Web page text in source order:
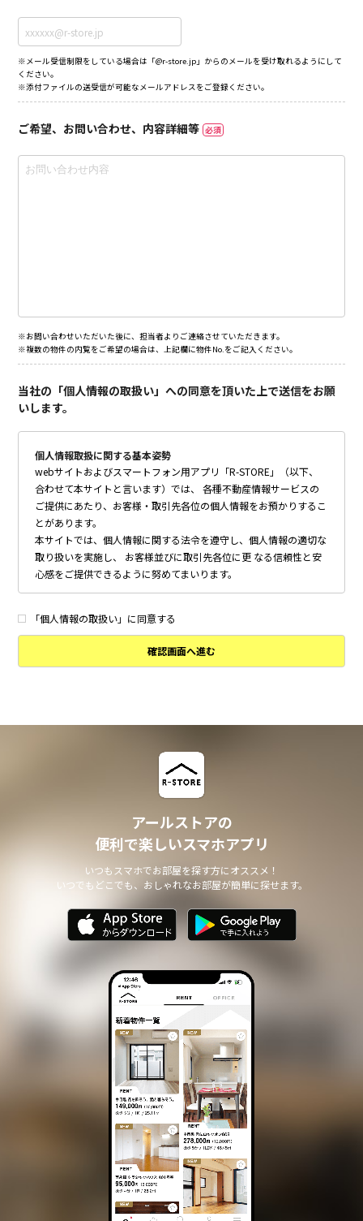
※メール受信制限をしている場合は「@r-store.jp」からのメールを受け取れるようにして
ください。
※添付ファイルの送受信が可能なメールアドレスをご登録ください。
ご希望、お問い合わせ、内容詳細等 必須
※お問い合わせいただいた後に、担当者よりご連絡させていただきます。
※複数の物件の内覧をご希望の場合は、上記欄に物件No.をご記入ください。
当社の「個人情報の取扱い」への同意を頂いた上で送信をお願
いします。
個人情報取扱に関する基本姿勢
webサイトおよびスマートフォン用アプリ「R-STORE」（以下、
合わせて本サイトと言います）では、 各種不動産情報サービスの
ご提供にあたり、お客様・取引先各位の個人情報をお預かりするこ
とがあります。
本サイトでは、個人情報に関する法令を遵守し、個人情報の適切な
取り扱いを実施し、 お客様並びに取引先各位に更 なる信頼性と安
心感をご提供できるように努めてまいります。
個人情報の取得について
本サイトは、偽りその他不正の手段によらず適正に個人情報を取得
以下に定めのない目的で個人情報を利用する場合、あらかじめご本
からのご連絡の対応
不動産会社との業務における対応
・ 本サイトからのメールマガジンの送信、その他の対応
・ その他、本サイトの不動産物件情報サービスの提供のために必
個人情報の安全管理について
本サイトは、取り扱う個人情報の漏洩、滅失またはき損の防止その
他の個人情報の安全管理のために必要かつ適切な措置を講じます。
個人情報の委託について
する場合は、当該第三者について厳正な調査を行い、 取り扱いを
委託された個人情報の安全管理が図られるよう当該第三者に対する
また、コンサルティング、プライバシーマーク申請、ISMS申請業務
におきまして第三者と共同して業務を遂行する場合に 個人情報の
取り扱いを委託する場合 があります。
個人情報の第三者提供について
本サイトは、個人情報保護法等の法令に定めのある場合を除き、
個人情報をあらかじめご本人の同意を得ることなく、第三者に提供
個人情報の開示・訂正等について
本サイトは、ご本人から自己の個人情報についての開示の請求があ
る場合、速やかに開示をいたします。
その際、ご本人であることが確認できない場合 には、開示に応じ
個人情報の内容に誤りがあり、ご本人から訂正・追加・削除の請求
がある場合、調査の上、速やかにこれらの請求に対応いたします。
「個人情報の取扱い」に同意する
確認画面へ進む
アールストアの
便利で楽しいスマホアプリ
いつもスマホでお部屋を探す方にオススメ！
いつでもどこでも、おしゃれなお部屋が簡単に探せます。